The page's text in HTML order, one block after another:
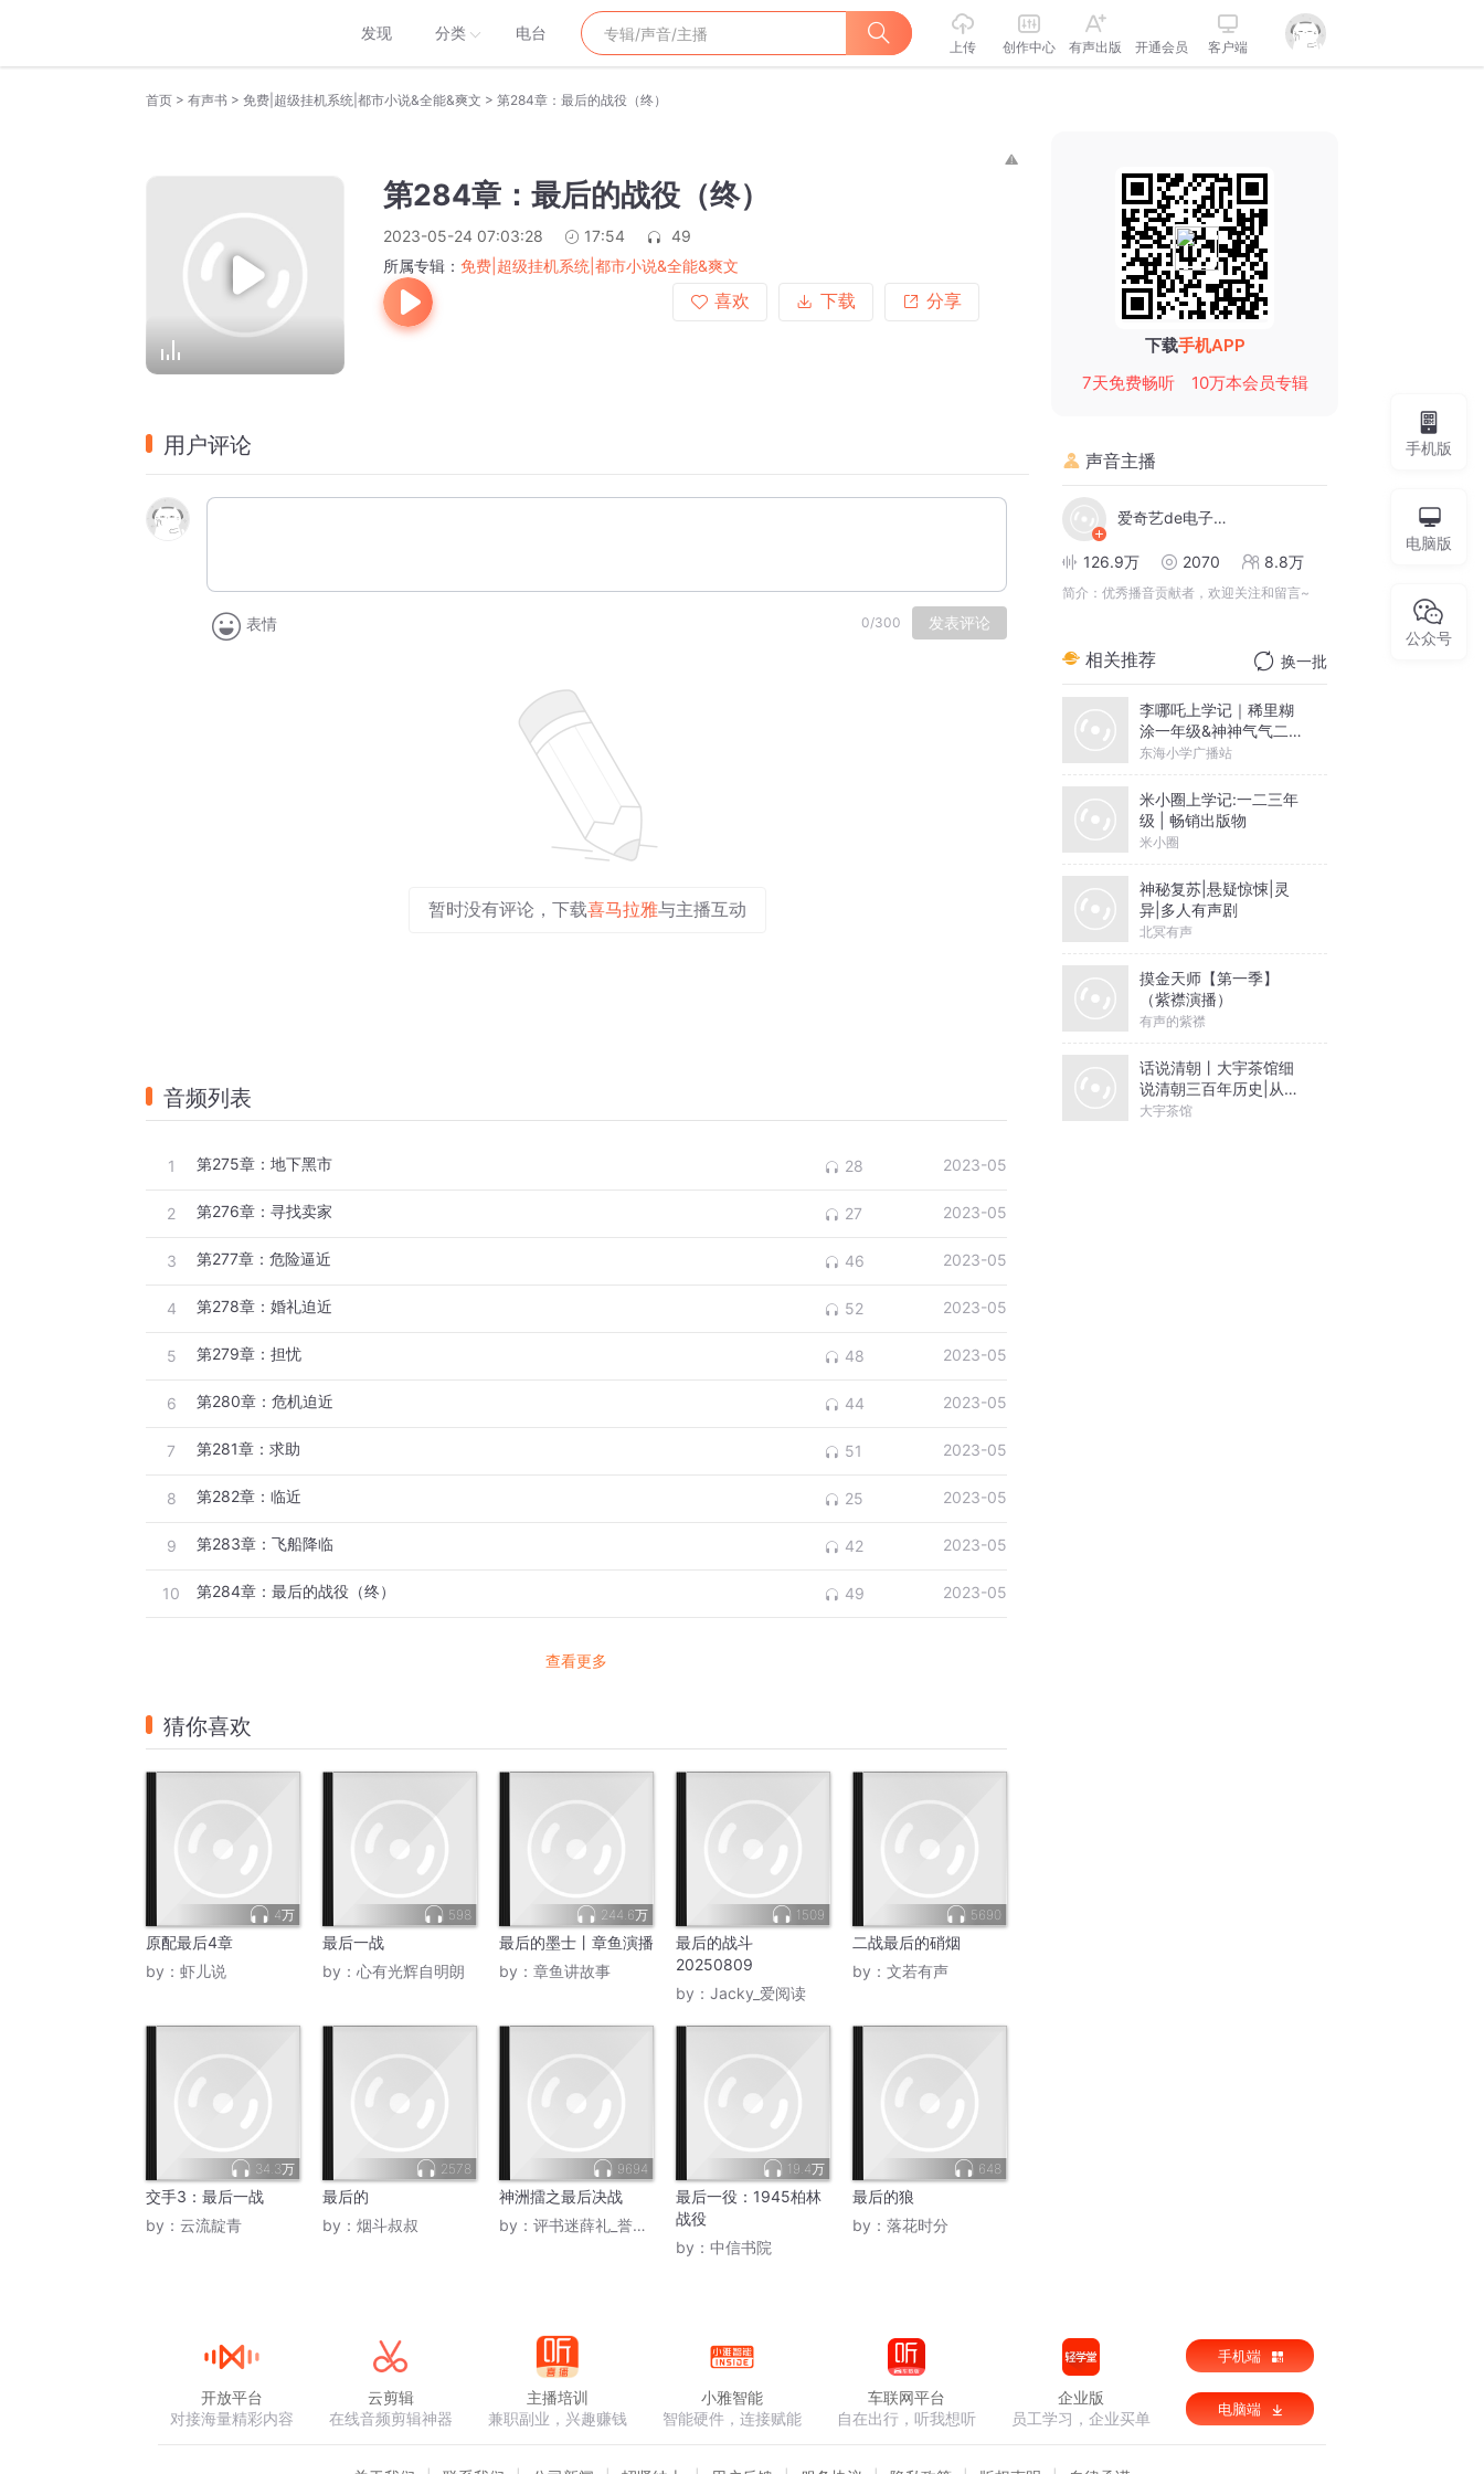
发现 分类 电台
上传 创作中心 有声出版 开通会员 客户端
首页 > 有声书 > 免费|超级挂机系统|都市小说&全能&爽文 > 第284章：最后的战役（终）
第284章：最后的战役（终）
2023-05-24 07:03:28 17:54
49
所属专辑： 免费|超级挂机系统|都市小说&全能&爽文
喜欢
下载 分享
用户评论
表情 0/300 发表评论
暂时没有评论，下载喜马拉雅与主播互动
音频列表
1 第275章：地下黑市 28 2023-05
2 第276章：寻找卖家 27 2023-05
3 第277章：危险逼近 46 2023-05
4 第278章：婚礼迫近 52 2023-05
5 第279章：担忧 48 2023-05
6 第280章：危机迫近 44 2023-05
7 第281章：求助 51 2023-05
8 第282章：临近 25 2023-05
9 第283章：飞船降临 42 2023-05
10 第284章：最后的战役（终） 49 2023-05
查看更多
猜你喜欢
4万
原配最后4章
by： 虾儿说
598
最后一战
by： 心有光辉自明朗
244.6万
最后的墨士丨章鱼演播
by： 章鱼讲故事
1509
最后的战斗
20250809
by： Jacky_爱阅读
5690
二战最后的硝烟
by： 文若有声
34.3万
交手3：最后一战
by： 云流靛青
2578
最后的
by： 烟斗叔叔
9694
神洲擂之最后决战
by： 评书迷薛礼_誉音有声
19.4万
最后一役：1945柏林
战役
by： 中信书院
648
最后的狼
by： 落花时分
下载手机APP
7天免费畅听
10万本会员专辑
声音主播
爱奇艺de电子书
126.9万 2070 8.8万
简介： 优秀播音贡献者，欢迎关注和留言~
相关推荐 换一批
李哪吒上学记｜稀里糊
涂一年级&神神气气二年
级
东海小学广播站
米小圈上学记:一二三年
级 | 畅销出版物
米小圈
神秘复苏|悬疑惊悚|灵
异|多人有声剧
北冥有声
摸金天师【第一季】
（紫襟演播）
有声的紫襟
话说清朝丨大宇茶馆细
说清朝三百年历史|从努
尔哈赤到末代皇帝溥仪|
大宇茶馆
手机版
电脑版
公众号
开放平台
对接海量精彩内容
云剪辑
在线音频剪辑神器
主播培训
兼职副业，兴趣赚钱
小雅智能
智能硬件，连接赋能
车联网平台
自在出行，听我想听
企业版
员工学习，企业买单
手机端
电脑端